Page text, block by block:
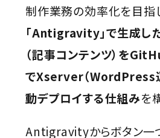
制作業務の効率化を目指
「Antigravity」で生成し
（記事コンテンツ）を
でXserver（WordPress
動デプロイする仕組みを
Antigravityからボタン一